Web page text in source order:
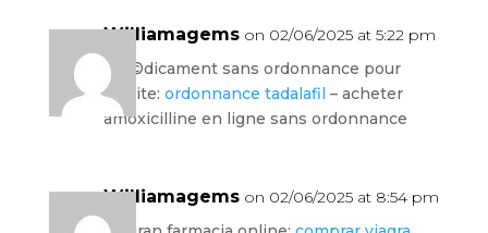
Williamagems on 02/06/2025 at 5:22 pm
mÃ©dicament sans ordonnance pour
cystite: ordonnance tadalafil – acheter
amoxicilline en ligne sans ordonnance
Williamagems on 02/06/2025 at 8:54 pm